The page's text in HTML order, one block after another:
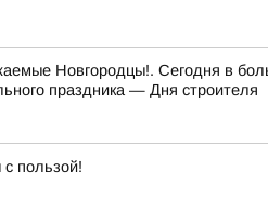
Новгородцы!. Сегодня в
праздника — Дня строителя
пользой!